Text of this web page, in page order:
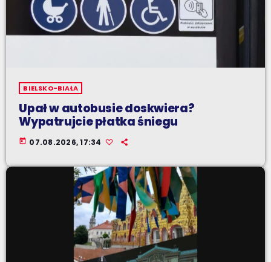
BIELSKO-BIAŁA
Upał w autobusie doskwiera?
Wypatrujcie płatka śniegu
today 07.08.2026, 17:34